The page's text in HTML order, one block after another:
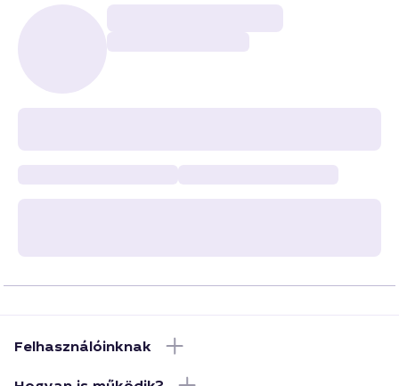
Felhasználóinknak